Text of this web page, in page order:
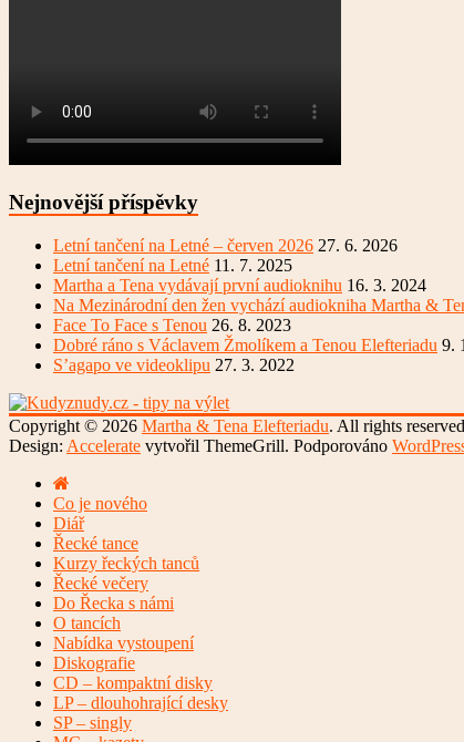
Nejnovější příspěvky
Letní tančení na Letné – červen 2026 27. 6. 2026
Letní tančení na Letné 11. 7. 2025
Martha a Tena vydávají první audioknihu 16. 3. 2024
Na Mezinárodní den žen vychází audiokniha Martha &
Face To Face s Tenou 26. 8. 2023
Dobré ráno s Václavem Žmolíkem a Tenou Elefteriadu 9.
S’agapo ve videoklipu 27. 3. 2022
Copyright © 2026 Martha & Tena Elefteriadu. All rights
Design: Accelerate vytvořil ThemeGrill. Podporováno
Co je nového
Diář
Řecké tance
Kurzy řeckých tanců
Řecké večery
Do Řecka s námi
O tancích
Nabídka vystoupení
Diskografie
CD – kompaktní disky
LP – dlouhohrající desky
SP – singly